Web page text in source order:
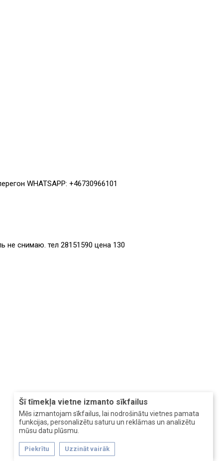
Šī tīmekļa vietne izmanto sīkfailus
Mēs izmantojam sīkfailus, lai nodrošinātu vietnes pamata
funkcijas, personalizētu saturu un reklāmas un analizētu
mūsu datu plūsmu.
Piekrītu Uzzināt vairāk
WHATSAPP: +46730966101
не снимаю. тел 28151590 цена 130